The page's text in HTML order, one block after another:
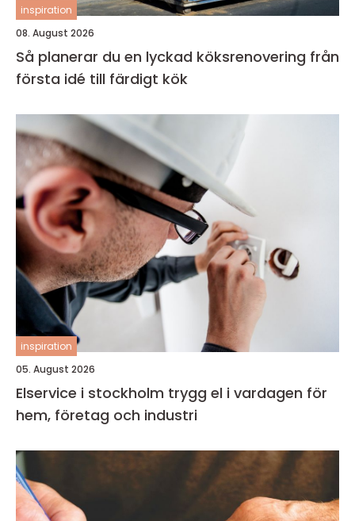
inspiration
08. August 2026
Så planerar du en lyckad köksrenovering från
första idé till färdigt kök
inspiration
05. August 2026
Elservice i stockholm trygg el i vardagen för
hem, företag och industri